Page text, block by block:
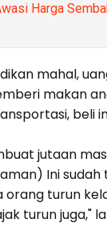
Harga
mahal,
makan
beli
jutaan
Ini
orang turun
turun juga,"